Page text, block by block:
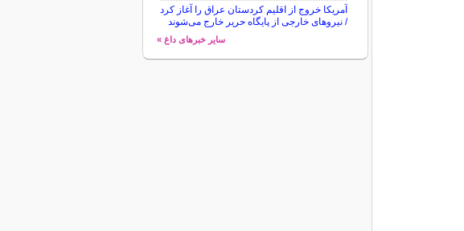
آمریکا خروج از اقلیم کردستان عراق را آغاز کرد
/ نیروهای خارجی از پایگاه حریر خارج می‌شوند
سایر خبرهای داغ »